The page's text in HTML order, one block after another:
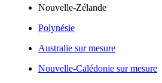
Nouvelle-Zélande
Polynésie
Australie sur mesure
Nouvelle-Calédonie sur mesure